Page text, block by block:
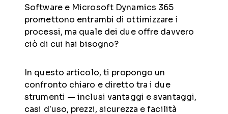
Software e Microsoft Dynamics 365
promettono entrambi di ottimizzare i
processi, ma quale dei due offre davvero
ciò di cui hai bisogno?
In questo articolo, ti propongo un
confronto chiaro e diretto tra i due
strumenti — inclusi vantaggi e svantaggi,
casi d’uso, prezzi, sicurezza e facilità